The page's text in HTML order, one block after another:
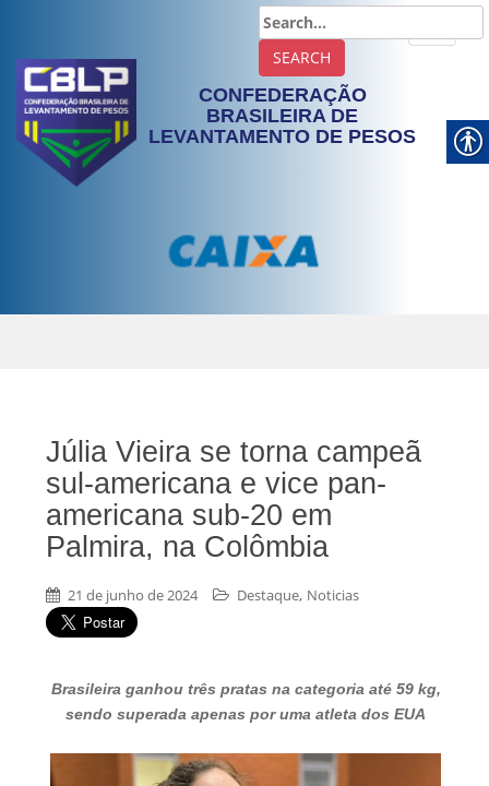
CONFEDERAÇÃO
BRASILEIRA DE
LEVANTAMENTO DE PESOS
Júlia Vieira se torna campeã
sul-americana e vice pan-
americana sub-20 em
Palmira, na Colômbia
21 de junho de 2024 Destaque, Noticias
Brasileira ganhou três pratas na categoria até 59 kg,
sendo superada apenas por uma atleta dos EUA